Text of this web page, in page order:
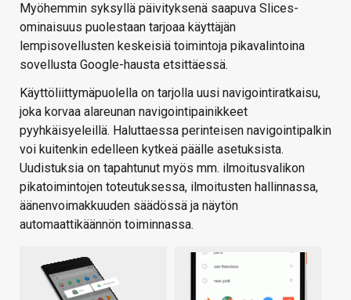
Myöhemmin syksyllä päivityksenä saapuva Slices-
ominaisuus puolestaan tarjoaa käyttäjän
lempisovellusten keskeisiä toimintoja pikavalintoina
sovellusta Google-hausta etsittäessä.
Käyttöliittymäpuolella on tarjolla uusi navigointiratkaisu,
joka korvaa alareunan navigointipainikkeet
pyyhkäisyeleillä. Haluttaessa perinteisen navigointipalkin
voi kuitenkin edelleen kytkeä päälle asetuksista.
Uudistuksia on tapahtunut myös mm. ilmoitusvalikon
pikatoimintojen toteutuksessa, ilmoitusten hallinnassa,
äänenvoimakkuuden säädössä ja näytön
automaattikäännön toiminnassa.